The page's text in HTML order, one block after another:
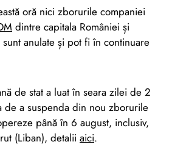
oră nici zborurile companiei
dintre capitala României și
anulate și pot fi în continuare
de stat a luat în seara zilei de 2
a suspenda din nou zborurile
până în 6 august, inclusiv,
(Liban), detalii aici.